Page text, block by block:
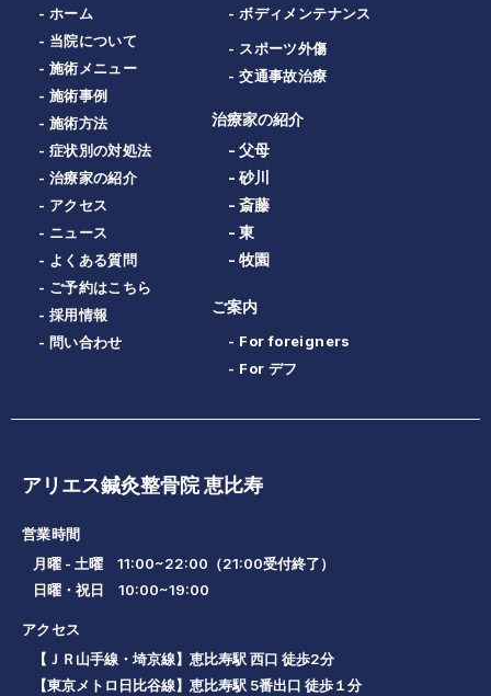
- ホーム
- 当院について
- 施術メニュー
- 施術事例
- 施術方法
- 症状別の対処法
- 治療家の紹介
- アクセス
- ニュース
- よくある質問
- ご予約はこちら
- 採用情報
- 問い合わせ
- ボディメンテナンス
- スポーツ外傷
- 交通事故治療
治療家の紹介
- 父母
- 砂川
- 斎藤
- 東
- 牧園
ご案内
- For foreigners
- For デフ
アリエス鍼灸整骨院 恵比寿
営業時間
月曜 - 土曜 11:00~22:00（21:00受付終了）
日曜・祝日 10:00~19:00
アクセス
【ＪＲ山手線・埼京線】恵比寿駅 西口 徒歩2分
【東京メトロ日比谷線】恵比寿駅 5番出口 徒歩１分